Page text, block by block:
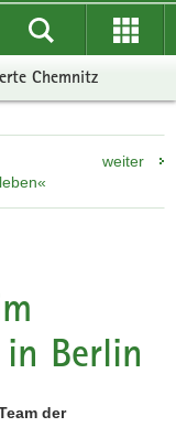
Chemnitz
weiter
Berlin
der